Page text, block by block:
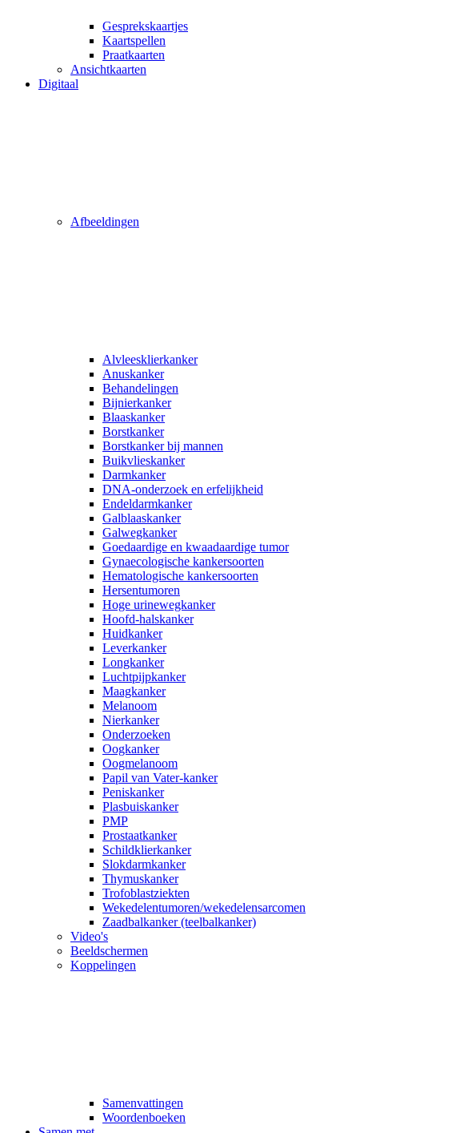
Gesprekskaartjes
Kaartspellen
Praatkaarten
Ansichtkaarten
Digitaal
Afbeeldingen
Alvleesklierkanker
Anuskanker
Behandelingen
Bijnierkanker
Blaaskanker
Borstkanker
Borstkanker bij mannen
Buikvlieskanker
Darmkanker
DNA-onderzoek en erfelijkheid
Endeldarmkanker
Galblaaskanker
Galwegkanker
Goedaardige en kwaadaardige tumor
Gynaecologische kankersoorten
Hematologische kankersoorten
Hersentumoren
Hoge urinewegkanker
Hoofd-halskanker
Huidkanker
Leverkanker
Longkanker
Luchtpijpkanker
Maagkanker
Melanoom
Nierkanker
Onderzoeken
Oogkanker
Oogmelanoom
Papil van Vater-kanker
Peniskanker
Plasbuiskanker
PMP
Prostaatkanker
Schildklierkanker
Slokdarmkanker
Thymuskanker
Trofoblastziekten
Wekedelentumoren/wekedelensarcomen
Zaadbalkanker (teelbalkanker)
Video's
Beeldschermen
Koppelingen
Samenvattingen
Woordenboeken